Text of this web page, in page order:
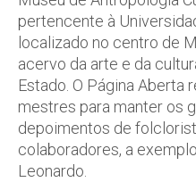
pertencente à
localizado no centro de
acervo da arte e da
Estado. O Página Aberta
mestres para manter os
depoimentos de
colaboradores, a
Leonardo.